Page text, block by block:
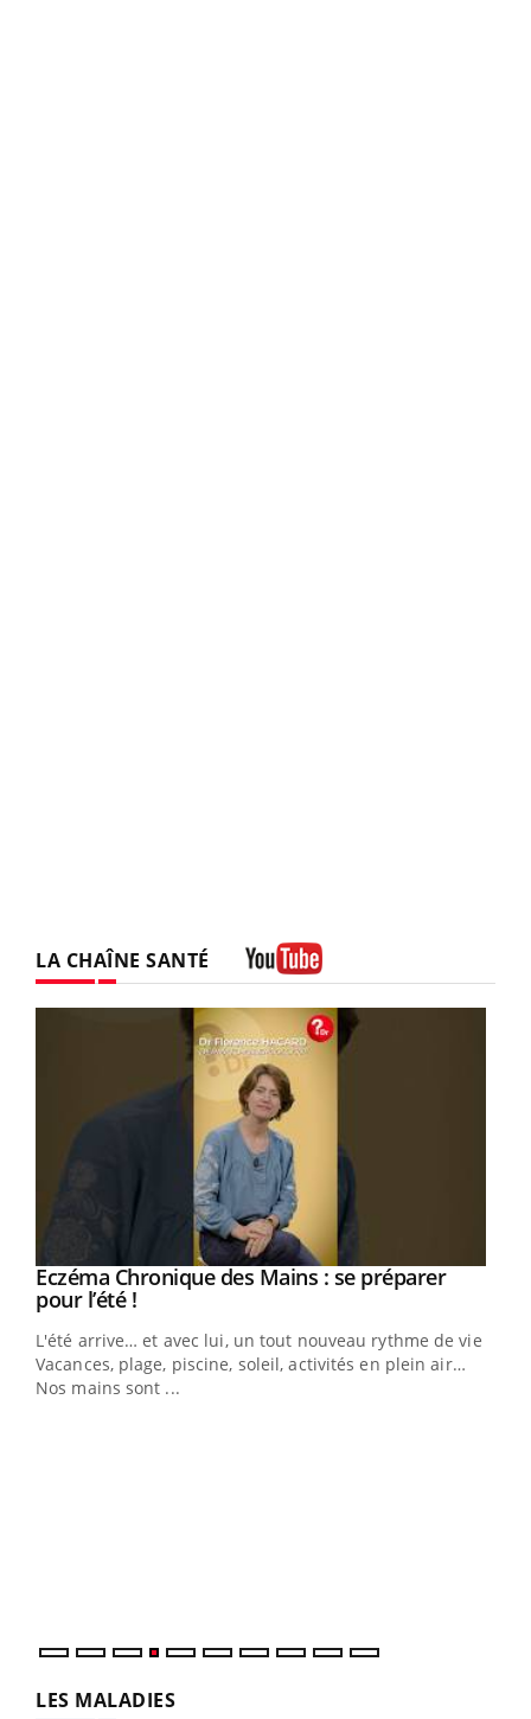
LA CHAÎNE SANTÉ
Youtube
Eczéma Chronique des Mains : se préparer
pour l’été !Youtube
L'été arrive… et avec lui, un tout nouveau rythme de vie !
Vacances, plage, piscine, soleil, activités en plein air…
Nos mains sont ...
LES MALADIES